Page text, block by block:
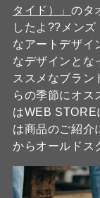
タイド）」のタ
したよ??メン
なアートデザイ
なデザインとな
ススメなブラン
らの季節にオス
はWEB STORE
は商品のご紹介
からオールドス